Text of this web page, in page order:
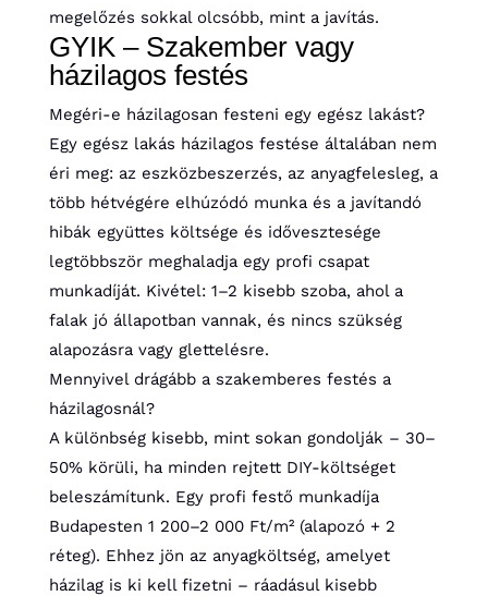
megelőzés sokkal olcsóbb, mint a javítás.
GYIK – Szakember vagy
házilagos festés
Megéri-e házilagosan festeni egy egész lakást?
Egy egész lakás házilagos festése általában nem
éri meg: az eszközbeszerzés, az anyagfelesleg, a
több hétvégére elhúzódó munka és a javítandó
hibák együttes költsége és idővesztesége
legtöbbször meghaladja egy profi csapat
munkadíját. Kivétel: 1–2 kisebb szoba, ahol a
falak jó állapotban vannak, és nincs szükség
alapozásra vagy glettelésre.
Mennyivel drágább a szakemberes festés a
házilagosnál?
A különbség kisebb, mint sokan gondolják – 30–
50% körüli, ha minden rejtett DIY-költséget
beleszámítunk. Egy profi festő munkadíja
Budapesten 1 200–2 000 Ft/m² (alapozó + 2
réteg). Ehhez jön az anyagköltség, amelyet
házilag is ki kell fizetni – ráadásul kisebb